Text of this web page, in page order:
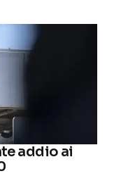
addio ai